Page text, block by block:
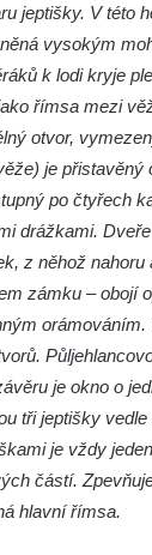
kaple – Pustá ves
kaple – Stádní
kaple – Poslední
– Loučení
a Horním
Třebonína
v Lužci nad
jeptišky. V této
vysokým
k lodi kryje
římsa mezi
otvor,
je
po čtyřech
drážkami.
z něhož
zámku – obojí
je okno o
tři jeptišky
je vždy
částí.
hlavní římsa.